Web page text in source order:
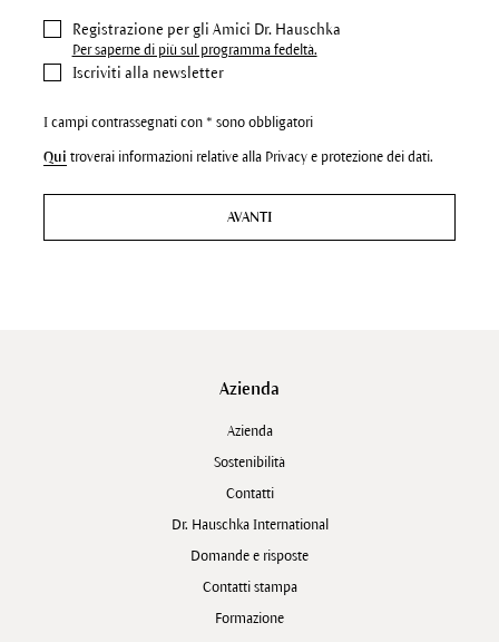
Registrazione per gli Amici Dr. Hauschka
Per saperne di più sul programma fedeltà.
Iscriviti alla newsletter
I campi contrassegnati con * sono obbligatori
Qui troverai informazioni relative alla Privacy e protezione dei dati.
AVANTI
Azienda
Azienda
Sostenibilità
Contatti
Dr. Hauschka International
Domande e risposte
Contatti stampa
Formazione